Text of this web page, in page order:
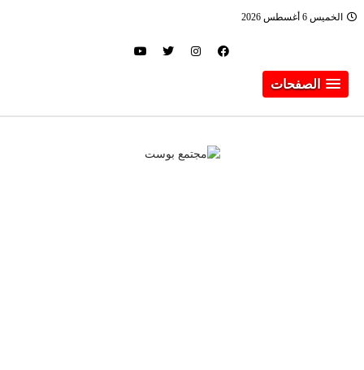
الخميس 6 أغسطس 2026
الصفحات